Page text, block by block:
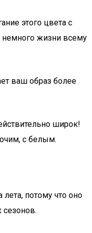
этого цвета с
немного жизни всему
ваш образ более
широк!
с белым.
потому что оно
сезонов.